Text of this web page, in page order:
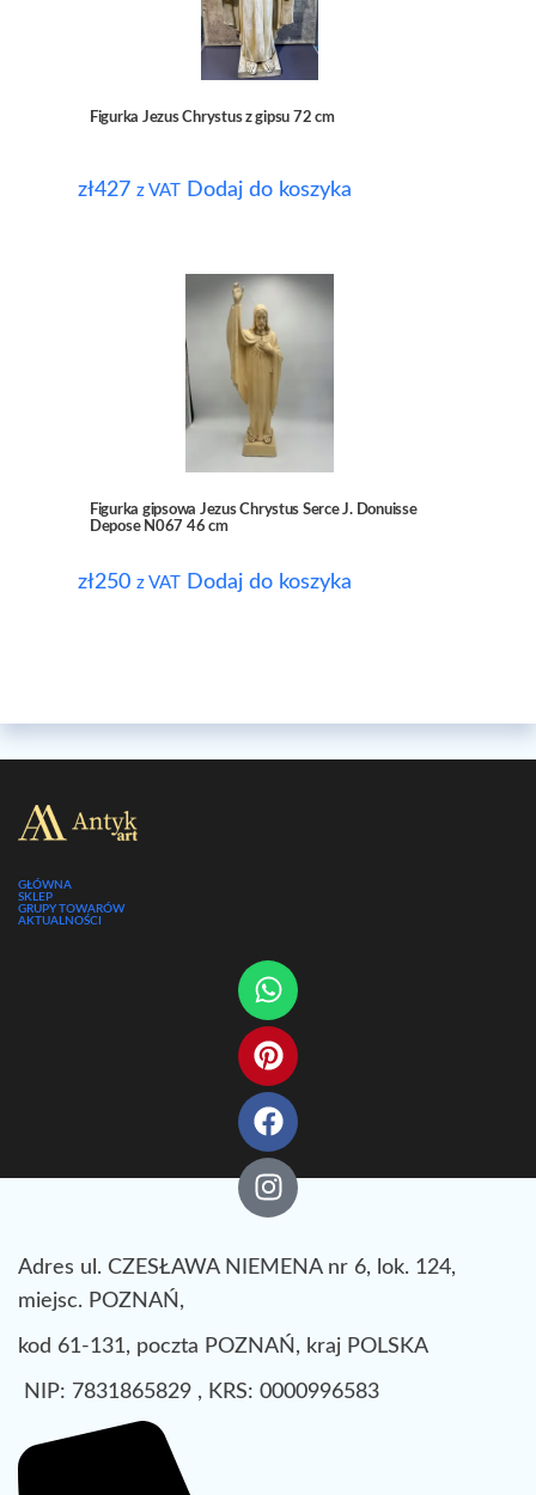
Figurka Jezus Chrystus z gipsu 72 cm
zł427 z VAT Dodaj do koszyka
Figurka gipsowa Jezus Chrystus Serce J. Donuisse
Depose N067 46 cm
zł250 z VAT Dodaj do koszyka
GŁÓWNA
SKLEP
GRUPY TOWARÓW
AKTUALNOŚCI
Adres ul. CZESŁAWA NIEMENA nr 6, lok. 124,
miejsc. POZNAŃ,
kod 61-131, poczta POZNAŃ, kraj POLSKA
NIP: 7831865829 , KRS: 0000996583